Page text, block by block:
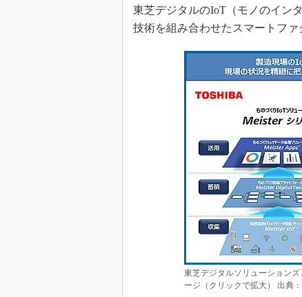
東芝デジタルのIoT（モノのイン
技術を組み合わせたスマートファ
東芝デジタルソリューション
ージ（クリックで拡大） 出典